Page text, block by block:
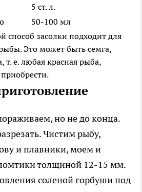
5 ст. л.
50-100 мл
способ засолки подходит для
Это может быть семга,
т. е. любая красная рыба,
но не до конца.
Чистим рыбу,
и плавники, моем и
толщиной 12-15 мм.